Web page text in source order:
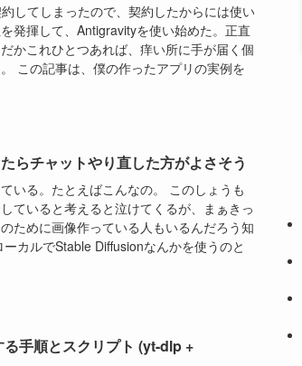
してしまったので、契約したからには使い
発揮して、Antigravityを使い始めた。正直
かこれひとつあれば、痒い所に手が届く個
この記事は、僕の作ったアプリの実例を
らチャットやり直した方がよさそう
いる。たとえばこんなの。 このしょうも
ていると考えると泣けてくるが、まぁきっ
ために画像作っている人もいるんだろう知
カルでStable Diffusionなんかを使うのと
手順とスクリプト (yt-dlp +